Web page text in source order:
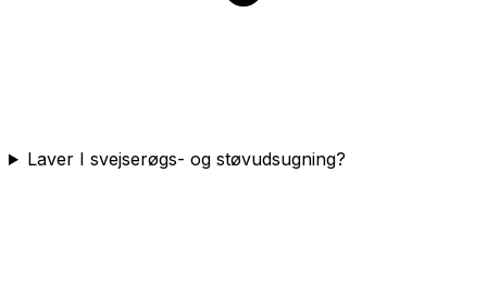
Laver I svejserøgs- og støvudsugning?